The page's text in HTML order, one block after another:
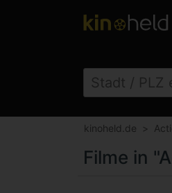
kinoheld.de
Filme in